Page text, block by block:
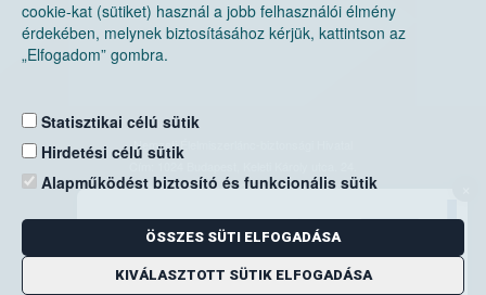
cookie-kat (sütiket) használ a jobb felhasználói élmény
érdekében, melynek biztosításához kérjük, kattintson az
„Elfogadom” gombra.
Statisztikai célú sütik
Hirdetési célú sütik
Alapműködést biztosító és funkcionális sütik
ÖSSZES SÜTI ELFOGADÁSA
KIVÁLASZTOTT SÜTIK ELFOGADÁSA
Nemzeti Élelmiszerlánc-biztonsági Hivatal
Levelezési cím: 1525 Budapest. Pf. 30.
E-mail:ugyfelszolgalat@nebih.gov.hu
Zöld szám: 06-80/263-244
Telefon: 06-1/ 336-9000